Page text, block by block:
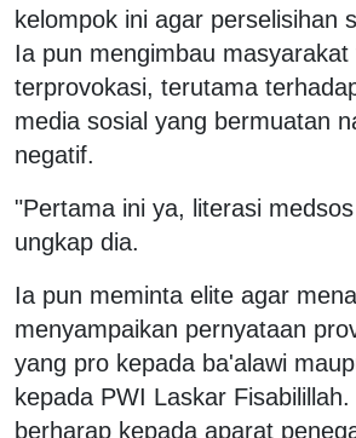
kelompok ini agar perselisihan
Ia pun mengimbau masyarakat
terprovokasi, terutama
media sosial yang bermuatan
negatif.
"Pertama ini ya, literasi
ungkap dia.
Ia pun meminta elite agar
menyampaikan pernyataan
yang pro kepada ba'alawi
kepada PWI Laskar
berharap kepada aparat